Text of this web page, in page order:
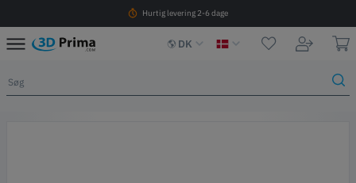
Hurtig levering 2-6 dage
DK